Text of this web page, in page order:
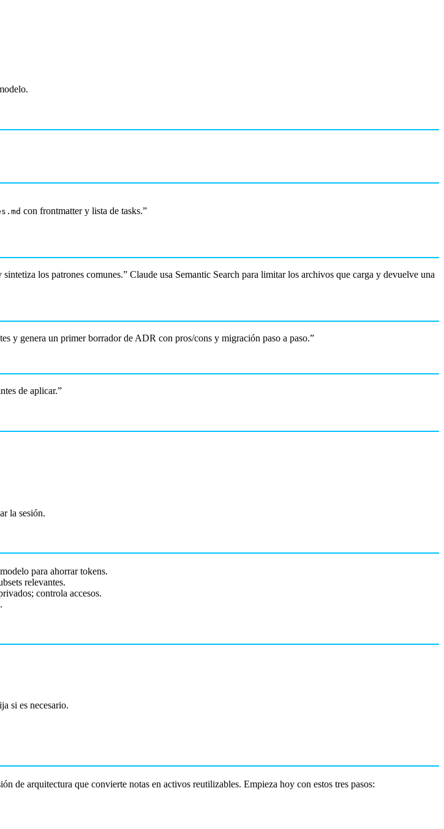
con frontmatter y lista de tasks.”
los patrones comunes.” Claude usa Semantic Search para limitar los archivos que carga y devuelve una
y genera un primer borrador de ADR con pros/cons y migración paso a paso.”
de aplicar.”
la sesión.
para ahorrar tokens.
relevantes.
controla accesos.
si es necesario.
de arquitectura que convierte notas en activos reutilizables. Empieza hoy con estos tres pasos: